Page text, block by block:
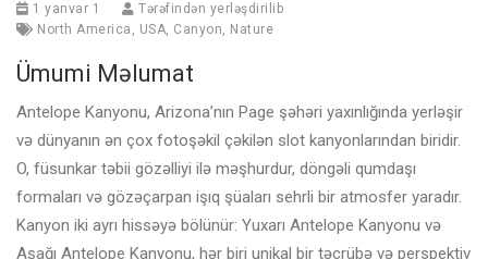
1 yanvar 1
Tərəfindən yerləşdirilib
North America , USA, Canyon, Nature
Ümumi Məlumat
Antelope Kanyonu, Arizona’nın Page şəhəri yaxınlığında yerləşir
və dünyanın ən çox fotoşəkil çəkilən slot kanyonlarından biridir.
O, füsunkar təbii gözəlliyi ilə məşhurdur, döngəli qumdaşı
formaları və gözəçarpan işıq şüaları sehrli bir atmosfer yaradır.
Kanyon iki ayrı hissəyə bölünür: Yuxarı Antelope Kanyonu və
Aşağı Antelope Kanyonu, hər biri unikal bir təcrübə və perspektiv